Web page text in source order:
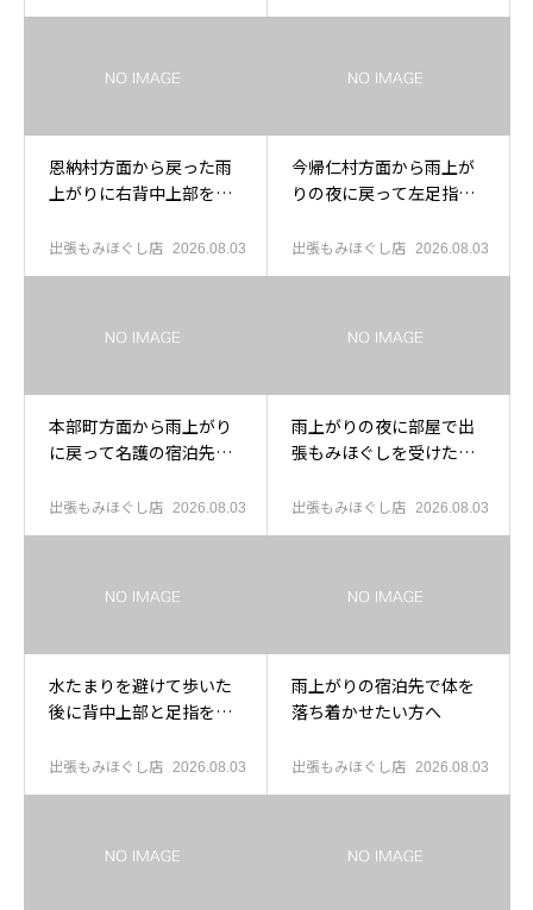
恩納村方面から戻った雨
上がりに右背中上部を休
出張もみほぐし店 2026.08.03
今帰仁村方面から雨上が
りの夜に戻って左足指付
出張もみほぐし店 2026.08.03
本部町方面から雨上がり
に戻って名護の宿泊先で
出張もみほぐし店 2026.08.03
雨上がりの夜に部屋で出
張もみほぐしを受けたい
出張もみほぐし店 2026.08.03
水たまりを避けて歩いた
後に背中上部と足指を休
出張もみほぐし店 2026.08.03
雨上がりの宿泊先で体を
落ち着かせたい方へ
出張もみほぐし店 2026.08.03